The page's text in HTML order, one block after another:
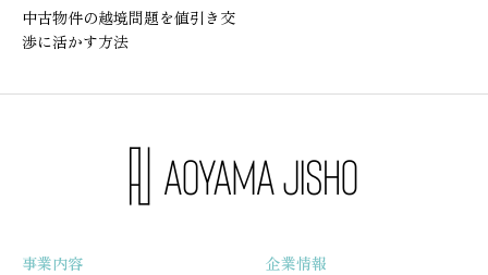
中古物件の越境問題を値引き交
渉に活かす方法
事業内容
企業情報